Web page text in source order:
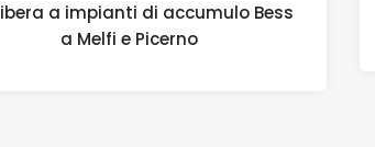
a impianti di accumulo Bess
a Melfi e Picerno